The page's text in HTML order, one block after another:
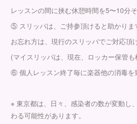
レッスンの間に挟む休憩時間を5〜10分
⑤ スリッパは、ご持参頂けると助かりま
お忘れ方は、現行のスリッパでご対応頂
(マイスリッパは、現在、ロッカー保管
⑥ 個人レッスン終了毎に楽器他の消毒を
※ 東京都は、日々、感染者の数が変動し
わる可能性があります。